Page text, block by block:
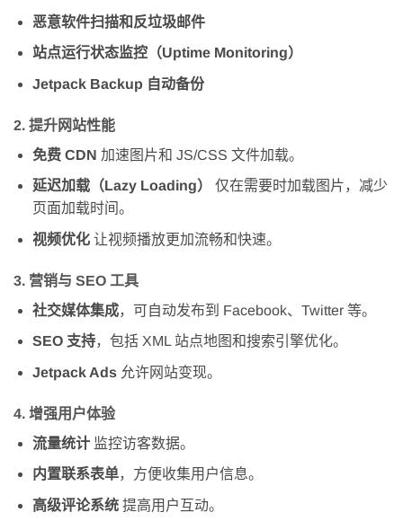
恶意软件扫描和反垃圾邮件
站点运行状态监控（Uptime Monitoring）
Jetpack Backup 自动备份
2. 提升网站性能
免费 CDN 加速图片和 JS/CSS 文件加载。
延迟加载（Lazy Loading）
仅在需要时加载图片，减少
页面加载时间。
视频优化让视频播放更加流畅和快速。
3. 营销与 SEO 工具
社交媒体集成，可自动发布到 Facebook、Twitter 等。
SEO 支持，包括 XML 站点地图和搜索引擎优化。
Jetpack Ads允许网站变现。
4. 增强用户体验
流量统计监控访客数据。
内置联系表单，方便收集用户信息。
高级评论系统提高用户互动。